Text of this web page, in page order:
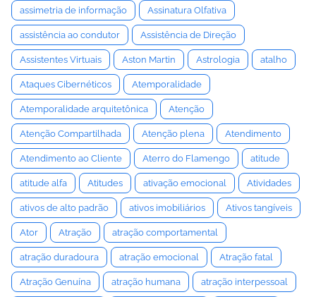
assimetria de informação Assinatura Olfativa
assistência ao condutor Assistência de Direção
Assistentes Virtuais Aston Martin Astrologia atalho
Ataques Cibernéticos Atemporalidade
Atemporalidade arquitetônica Atenção
Atenção Compartilhada Atenção plena Atendimento
Atendimento ao Cliente Aterro do Flamengo atitude
atitude alfa Atitudes ativação emocional Atividades
ativos de alto padrão ativos imobiliários Ativos tangíveis
Ator Atração atração comportamental
atração duradoura atração emocional Atração fatal
Atração Genuína atração humana atração interpessoal